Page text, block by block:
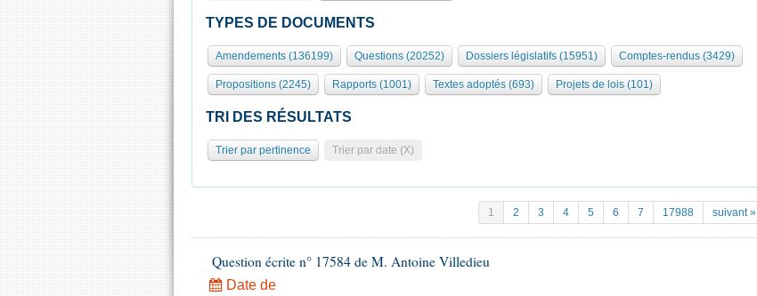
TYPES DE DOCUMENTS
Amendements (136199) Questions (20252) Dossiers législatifs (15951) Comptes-rendus (3429)
Propositions (2245) Rapports (1001) Textes adoptés (693) Projets de lois (101)
TRI DES RÉSULTATS
Trier par pertinence Trier par date (X)
1 2 3 4 5 6 7 17988 suivant »
Question écrite n° 17584 de M. Antoine Villedieu
Date de